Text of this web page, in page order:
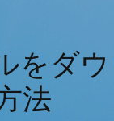
をダウ
法